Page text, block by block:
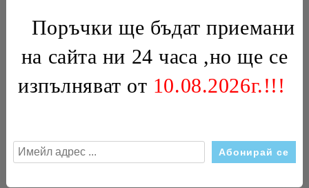
Абонирай се за новини
Виж всички
Поръчки ще бъдат приемани
на сайта ни 24 часа ,но ще се
изпълняват от 10.08.2026г.!!!